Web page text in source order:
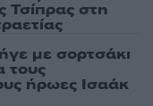
Τσίπρας στη
με σορτσάκι
τους
ήρωες Ισαάκ